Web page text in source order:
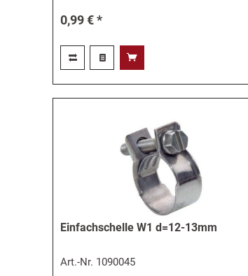
0,99 € *
Einfachschelle W1 d=12-13mm
Art.-Nr. 1090045